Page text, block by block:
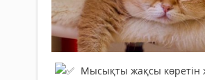
Мысықты жақсы көретін